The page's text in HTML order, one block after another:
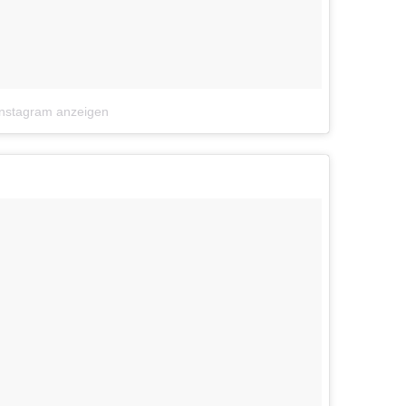
anzeigen